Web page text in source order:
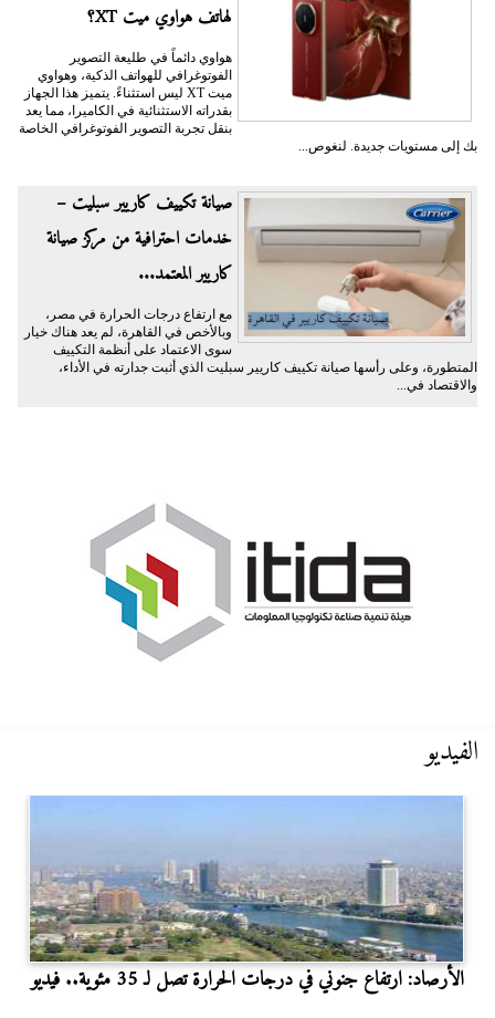
لهاتف هواوي ميت XT؟
هواوي دائماً في طليعة التصوير
الفوتوغرافي للهواتف الذكية، وهواوي
ميت XT ليس استثناءً. يتميز هذا الجهاز
بقدراته الاستثنائية في الكاميرا، مما يعد
بنقل تجربة التصوير الفوتوغرافي الخاصة
بك إلى مستويات جديدة. لنغوص...
صيانة تكييف كاريير سبليت –
خدمات احترافية من مركز صيانة
كاريير المعتمد...
مع ارتفاع درجات الحرارة في مصر،
وبالأخص في القاهرة، لم يعد هناك خيار
سوى الاعتماد على أنظمة التكييف
المتطورة، وعلى رأسها صيانة تكييف كاريير سبليت الذي أثبت جدارته في الأداء،
والاقتصاد في...
الفيديو
الأرصاد: ارتفاع جنوني في درجات الحرارة تصل لـ 35 مئوية.. فيديو